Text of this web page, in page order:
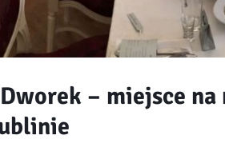
– miejsce